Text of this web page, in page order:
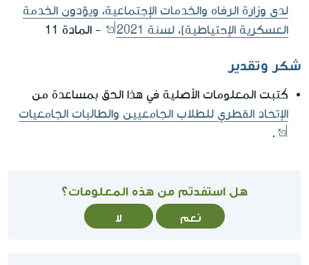
لدى وزارة الرفاه والخدمات الإجتماعية، ويؤدون الخدمة
العسكرية الإحتياطية)، لسنة 2021
- المادة 11
شكر وتقدير
كُتبت المعلومات الأصلية في هذا الحق بمساعدة من
الإتحاد القطري للطلاب الجامعيين والطالبات الجامعيات
.
هل استفدتم من هذه المعلومات؟
نعم لا